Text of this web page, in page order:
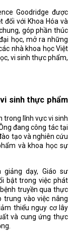
Goodridge được
đối với Khoa Hóa và
góp phần thúc
học, mở ra những
nhà khoa học Việt
vi sinh thực phẩm,
sinh thực phẩm
trong lĩnh vực vi sinh
đang công tác tại
tạo và nghiên cứu
và khoa học sự
dạy, Giáo sư
bật trong việc phát
truyền qua thực
trung vào việc nâng
thiểu nguy cơ lây
và cung ứng thực